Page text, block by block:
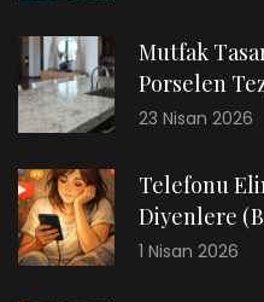
Mutfak
Porselen
23 Nisan 2026
Telefonu
Diyenlere
1 Nisan 2026